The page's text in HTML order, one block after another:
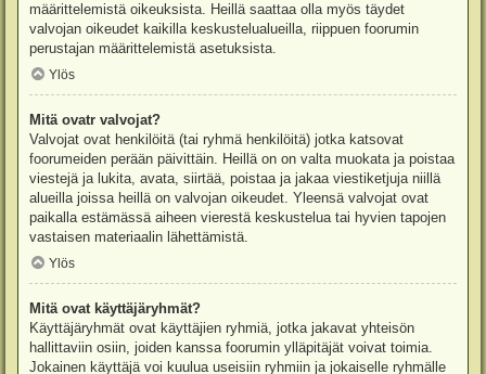
määrittelemistä oikeuksista. Heillä saattaa olla myös täydet
valvojan oikeudet kaikilla keskustelualueilla, riippuen foorumin
perustajan määrittelemistä asetuksista.
Ylös
Mitä ovatr valvojat?
Valvojat ovat henkilöitä (tai ryhmä henkilöitä) jotka katsovat
foorumeiden perään päivittäin. Heillä on on valta muokata ja poistaa
viestejä ja lukita, avata, siirtää, poistaa ja jakaa viestiketjuja niillä
alueilla joissa heillä on valvojan oikeudet. Yleensä valvojat ovat
paikalla estämässä aiheen vierestä keskustelua tai hyvien tapojen
vastaisen materiaalin lähettämistä.
Ylös
Mitä ovat käyttäjäryhmät?
Käyttäjäryhmät ovat käyttäjien ryhmiä, jotka jakavat yhteisön
hallittaviin osiin, joiden kanssa foorumin ylläpitäjät voivat toimia.
Jokainen käyttäjä voi kuulua useisiin ryhmiin ja jokaiselle ryhmälle